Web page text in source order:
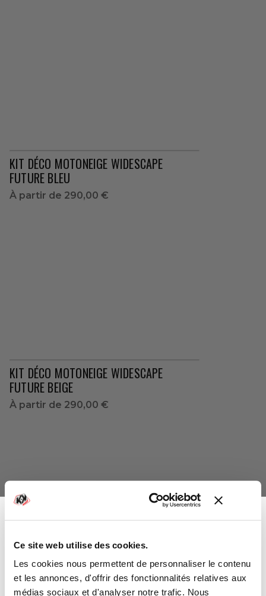
Ce site web utilise des cookies.
Les cookies nous permettent de personnaliser le contenu
et les annonces, d'offrir des fonctionnalités relatives aux
médias sociaux et d'analyser notre trafic. Nous
KIT DÉCO MOTONEIGE WIDESCAPE
FUTURE BLEU
À partir de 290,00 €
KIT DÉCO MOTONEIGE WIDESCAPE
FUTURE BEIGE
À partir de 290,00 €
KIT DÉCO MOTONEIGE WIDESCAPE